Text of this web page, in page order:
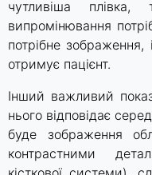
чутливіша плівка,
випромінювання
потрібне
отримує пацієнт.
Інший важливий
нього відповідає
буде зображення
контрастними